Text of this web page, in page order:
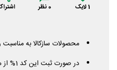
1لایک 0 نظر
محصولات سازکالا به مناسبت
در صورت ثبت این کد 1% از مبلغ سفارش کم میشود